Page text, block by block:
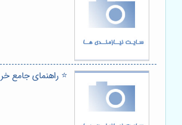
⭐️ راهنمای جامع